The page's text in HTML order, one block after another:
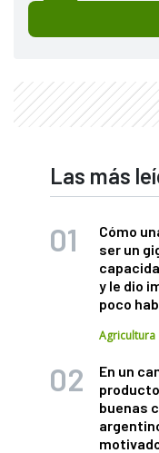
Las más
Cómo
ser un
y le dio
poco
Agricultura
En un
buenas